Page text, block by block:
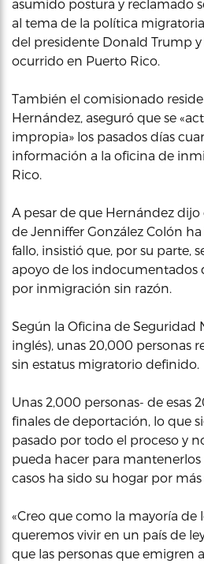
asumido postura y reclamado
al tema de la política
del presidente Donald Trump y
ocurrido en Puerto Rico.
También el comisionado
Hernández, aseguró que se
impropia» los pasados días
información a la oficina de
Rico.
A pesar de que Hernández
de Jenniffer González Colón
fallo, insistió que, por su parte,
apoyo de los indocumentados
por inmigración sin razón.
Según la Oficina de Seguridad
inglés), unas 20,000 personas
sin estatus migratorio definido.
Unas 2,000 personas- de esas
finales de deportación, lo que
pasado por todo el proceso y
pueda hacer para
casos ha sido su hogar por
«Creo que como la mayoría de
queremos vivir en un país de
que las personas que emigren